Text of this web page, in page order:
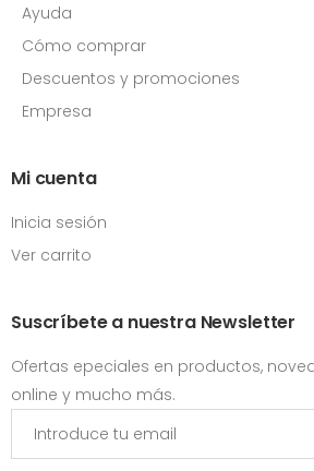
Ayuda
Cómo comprar
Descuentos y promociones
Empresa
Mi cuenta
Inicia sesión
Ver carrito
Suscríbete a nuestra Newsletter
Ofertas epeciales en productos,
online y mucho más.